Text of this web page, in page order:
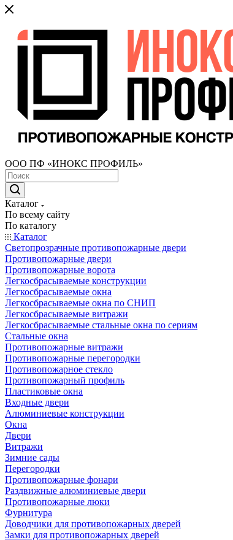
ООО ПФ «ИНОКС ПРОФИЛЬ»
Каталог
По всему сайту
По каталогу
Каталог
Светопрозрачные противопожарные двери
Противопожарные двери
Противопожарные ворота
Легкосбрасываемые конструкции
Легкосбрасываемые окна
Легкосбрасываемые окна по СНИП
Легкосбрасываемые витражи
Легкосбрасываемые стальные окна по сериям
Стальные окна
Противопожарные витражи
Противопожарные перегородки
Противопожарное стекло
Противопожарный профиль
Пластиковые окна
Входные двери
Алюминиевые конструкции
Окна
Двери
Витражи
Зимние сады
Перегородки
Противопожарные фонари
Раздвижные алюминиевые двери
Противопожарные люки
Фурнитура
Доводчики для противопожарных дверей
Замки для противопожарных дверей